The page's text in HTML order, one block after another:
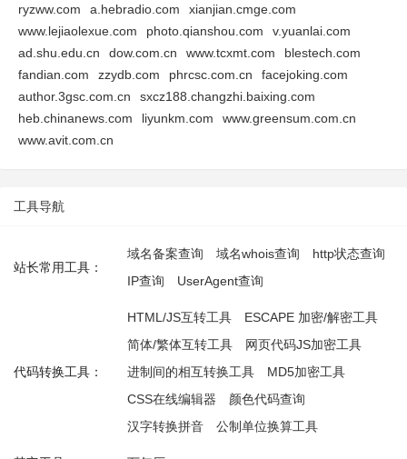
ryzww.com a.hebradio.com
xianjian.cmge.com
www.lejiaolexue.com
photo.qianshou.com
v.yuanlai.com
ad.shu.edu.cn
dow.com.cn www.tcxmt.com
blestech.com
fandian.com
zzydb.com phrcsc.com.cn
facejoking.com
author.3gsc.com.cn
sxcz188.changzhi.baixing.com
heb.chinanews.com
liyunkm.com
www.greensum.com.cn
www.avit.com.cn
工具导航
站长常用工具：
域名备案查询 域名whois查询
http状态查询
IP查询
UserAgent查询
代码转换工具：
HTML/JS互转工具
ESCAPE 加密/解密工具
简体/繁体互转工具
网页代码JS加密工具
进制间的相互转换工具
MD5加密工具
CSS在线编辑器
颜色代码查询
汉字转换拼音
公制单位换算工具